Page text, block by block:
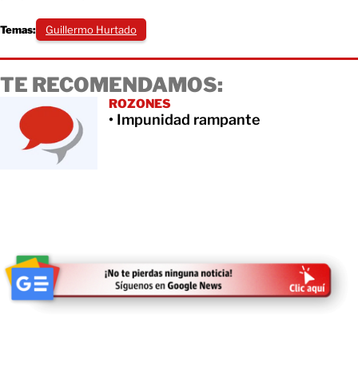
Temas: Guillermo Hurtado
TE RECOMENDAMOS:
ROZONES
• Impunidad rampante